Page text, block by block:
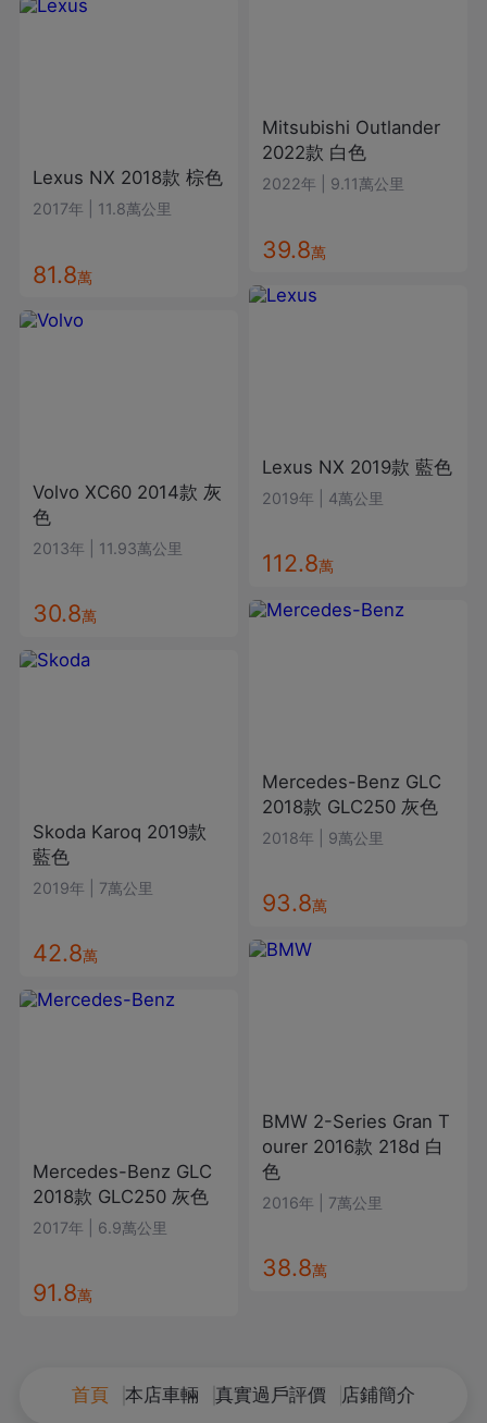
Lexus NX 2018款 棕色
2017年 11.8萬公里
81.8萬
Volvo XC60 2014款 灰
色
2013年 11.93萬公里
30.8萬
Skoda Karoq 2019款
藍色
2019年 7萬公里
42.8萬
Mercedes-Benz GLC
2018款 GLC250 灰色
2017年 6.9萬公里
91.8萬
Mitsubishi Outlander
2022款 白色
2022年 9.11萬公里
39.8萬
Lexus NX 2019款 藍色
2019年 4萬公里
112.8萬
Mercedes-Benz GLC
2018款 GLC250 灰色
2018年 9萬公里
93.8萬
BMW 2-Series Gran T
ourer 2016款 218d 白
色
2016年 7萬公里
38.8萬
首頁 本店車輛 真實過戶評價 店鋪簡介